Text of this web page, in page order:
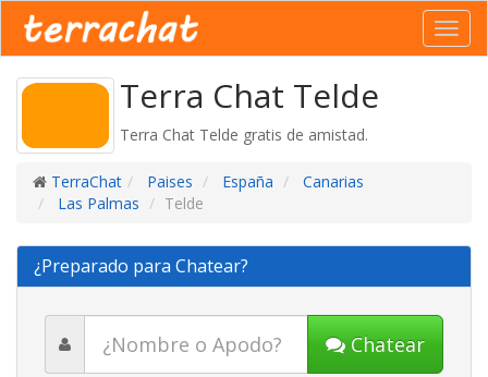
Terra Chat Telde
Terra Chat Telde gratis de amistad.
TerraChat Paises España
Canarias
Las Palmas
Telde
¿Preparado para Chatear?
Chatear